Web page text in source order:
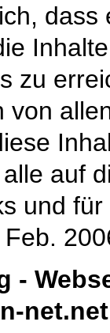
zu
von
auf
und
Feb.
-
net.net